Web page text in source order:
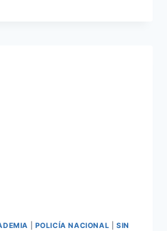
POLICÍA NACIONAL |SIN